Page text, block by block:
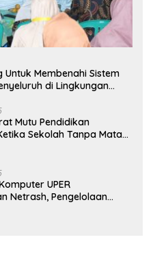
Membenahi Sistem
di Lingkungan
Mutu Pendidikan
Sekolah Tanpa Mata
UPER
Netrash, Pengelolaan